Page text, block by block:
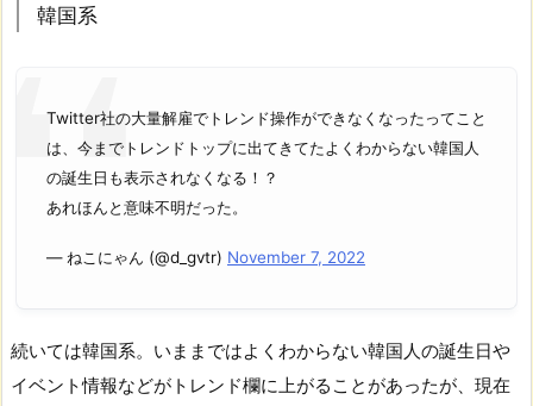
韓国系
Twitter社の大量解雇でトレンド操作ができなくなったってこと
は、今までトレンドトップに出てきてたよくわからない韓国人
の誕生日も表示されなくなる！？
あれほんと意味不明だった。
— ねこにゃん (@d_gvtr) November 7, 2022
続いては韓国系。いままではよくわからない韓国人の誕生日や
イベント情報などがトレンド欄に上がることがあったが、現在